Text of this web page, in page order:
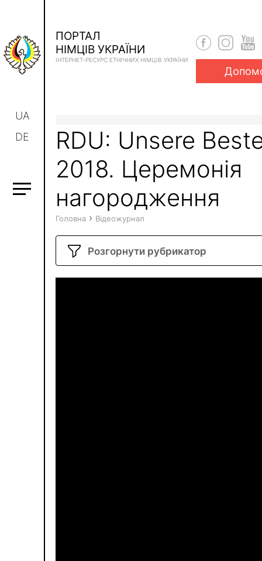
UA
DE
ПОРТАЛ
НІМЦІВ УКРАЇНИ
ІНТЕРНЕТ-РЕСУРС ЕТНІЧНИХ НІМЦІВ УКРАЇНИ
RDU: Unsere
2018. Церемонія
нагородження
Головна › Відеожурнал
Розгорнути рубрикатор